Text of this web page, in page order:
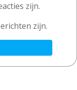
zijn.
zijn.